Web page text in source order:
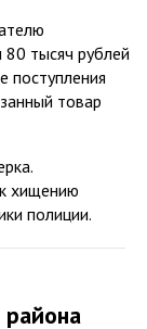
тысяч рублей
поступления
товар
хищению
полиции.
района